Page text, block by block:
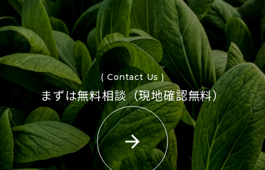
( Contact Us )
まずは無料相談（現地確認無料）
arrow_forward